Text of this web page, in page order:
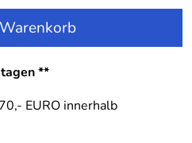
**
EURO innerhalb